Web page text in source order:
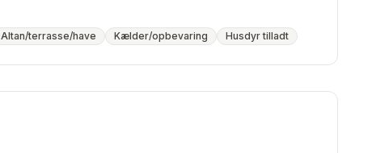
Altan/terrasse/have Kælder/opbevaring Husdyr tilladt